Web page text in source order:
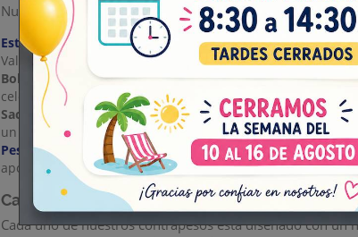
Nuestra gama de productos permite coordinar el
Estrellas y corazones de foil:
Pesos con formas
Valentín, aniversarios y fiestas infantiles.
Bolsitas metalizadas (Fringed weights):
Los clásicos
celebración. Tienen una excelente capacidad de
Sacos de yute y rafia natural:La alternativa perfecta para
un acabado artesanal y discreto
Pesos temáticos y de figuras:
Formas divertidas que se
aportando un extra de dinamismo a ras de suelo.
Capacidad de carga y calidad profesional
Cada uno de nuestros contrapesos está diseñado con